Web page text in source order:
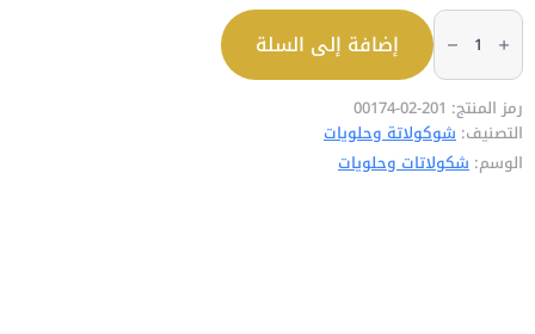
كمية
تيفاني
توفي
إضافة إلى السلة
رمز المنتج: 201-02-00174
التصنيف: شوكولاتة وحلويات
الوسم: شكولاتات وحلويات